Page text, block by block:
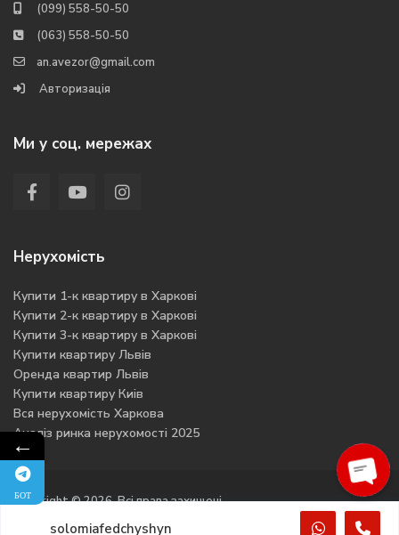
(099) 558-50-50
(063) 558-50-50
an.avezor@gmail.com
Авторизація
Ми у соц. мережах
Нерухомість
Купити 1-к квартиру в Харкові
Купити 2-к квартиру в Харкові
Купити 3-к квартиру в Харкові
Купити квартиру Львів
Оренда квартир Львів
Купити квартиру Киів
Вся нерухомість Харкова
Аналіз ринка нерухомості 2025
Copyright © 2026. Всі права захищені
solomiafedchyshyn
←
БОТ Open
chaty